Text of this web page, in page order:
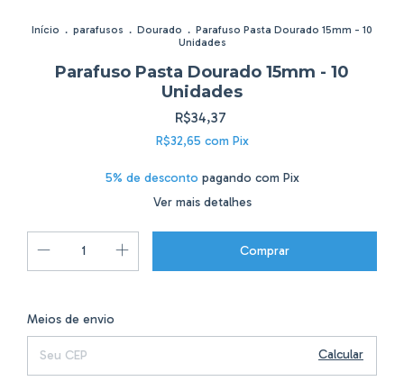
Início . parafusos . Dourado . Parafuso Pasta Dourado 15mm - 10
Unidades
Parafuso Pasta Dourado 15mm - 10
Unidades
R$34,37
R$32,65 com Pix
5% de desconto pagando com Pix
Ver mais detalhes
Entregas para o CEP:
Meios de envio
Calcular